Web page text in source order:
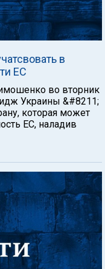
в
ЕС
во вторник
Украины &#8211;
которая может
ЕС, наладив